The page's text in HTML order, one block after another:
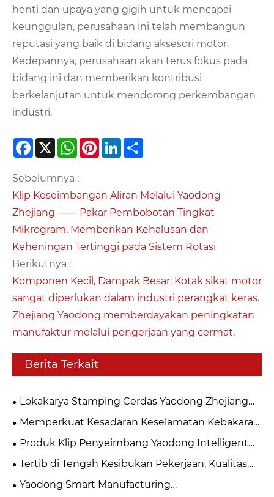
henti dan upaya yang gigih untuk mencapai
keunggulan, perusahaan ini telah membangun
reputasi yang baik di bidang aksesori motor.
Kedepannya, perusahaan akan terus fokus pada
bidang ini dan memberikan kontribusi
berkelanjutan untuk mendorong perkembangan
industri.
Facebook
X WhatsApp
PinterestLinkedIn
Sebelumnya :
Klip Keseimbangan Aliran Melalui Yaodong
Zhejiang —— Pakar Pembobotan Tingkat
Mikrogram, Memberikan Kehalusan dan
Keheningan Tertinggi pada Sistem Rotasi
Berikutnya :
Komponen Kecil, Dampak Besar: Kotak sikat motor
sangat diperlukan dalam industri perangkat keras.
Zhejiang Yaodong memberdayakan peningkatan
manufaktur melalui pengerjaan yang cermat.
Berita Terkait
Lokakarya Stamping Cerdas Yaodong Zhejiang
untuk Enklosur Resmi Memulai Produksi,
Menandai Tonggak Baru dalam Peningkatan
Kualitas dan Peningkatan Efisiensi
Memperkuat Kesadaran Keselamatan Kebakaran
dan Membangun Pertahanan yang Aman –
Zhejiang Yaodong Intelligent Manufacturing
Technology Co., Ltd. Melakukan Latihan
Keselamatan Kebakaran
Produk Klip Penyeimbang Yaodong Intelligent
Manufacturing Mengalami Peningkatan
Komprehensif, Teknologi Stamping Presisi
Mendukung Pengoperasian Motor yang Efisien
Tertib di Tengah Kesibukan Pekerjaan, Kualitas
Memimpin Masa Depan: Bengkel Yaodong
Mengontrol Kualitas Secara Ketat dan
Yaodong Smart Manufacturing